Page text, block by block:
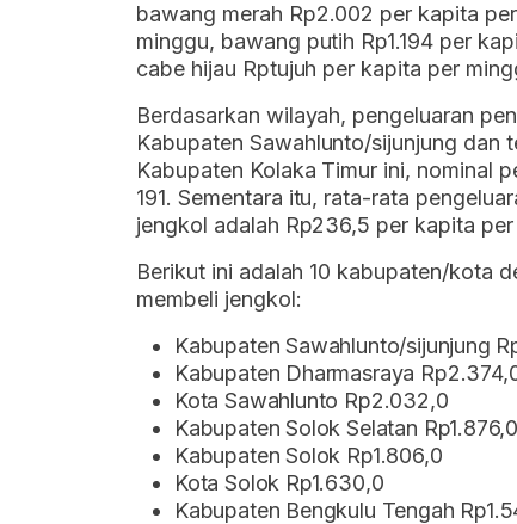
bawang merah Rp2.002 per kapita
minggu, bawang putih Rp1.194 per
cabe hijau Rptujuh per kapita per
Berdasarkan wilayah, pengeluaran
Kabupaten Sawahlunto/sijunjung dan
Kabupaten Kolaka Timur ini, nominal
191. Sementara itu, rata-rata
jengkol adalah Rp236,5 per kapita per
Berikut ini adalah 10 kabupaten/kota
membeli jengkol:
Kabupaten Sawahlunto/sijunjung
Kabupaten Dharmasraya
Kota Sawahlunto Rp2.032,0
Kabupaten Solok Selatan Rp1.876,0
Kabupaten Solok Rp1.806,0
Kota Solok Rp1.630,0
Kabupaten Bengkulu Tengah